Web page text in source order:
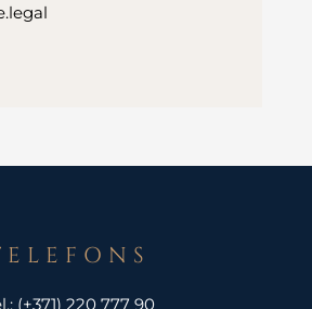
(+371) 220 777 90